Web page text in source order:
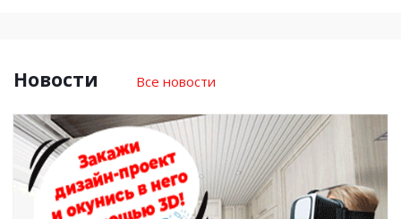
Новости Все новости